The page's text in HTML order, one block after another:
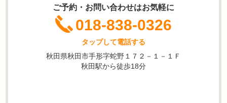
ご予約・お問い合わせはお気軽に
018-838-0326
タップして電話する
秋田県秋田市手形字蛇野１７２－１－１Ｆ
秋田駅から徒歩18分